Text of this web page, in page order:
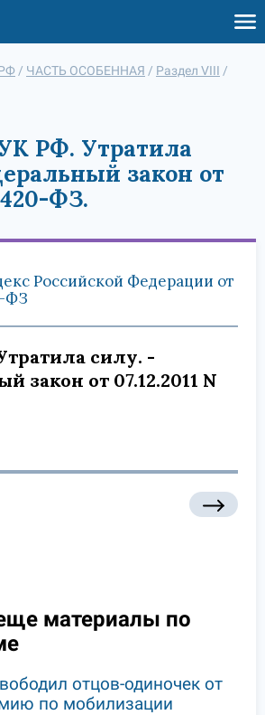
/ ЧАСТЬ ОСОБЕННАЯ / Раздел VIII /
РФ. Утратила
закон от
420-ФЗ.
Российской Федерации от
ФЗ
силу. -
закон от 07.12.2011 N
материалы по
отцов-одиночек от
по мобилизации